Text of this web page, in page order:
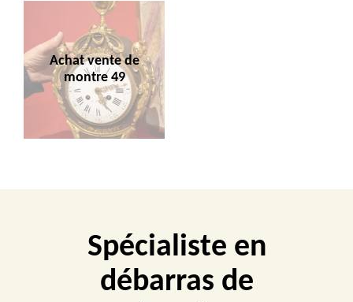
Achat vente de
montre 49
Spécialiste en
débarras de